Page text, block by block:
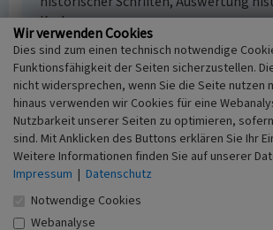
Karten
Historischer Zeitraum
Beginn 1826 bis 1949
Empfohlene Zitierweise
Urheberrechtlicher Hinweis
Der hier präsentierte Inhalt ist
geschützt. Die angezeigten Medien
möglicherweise zusätzlichen
Wir verwenden Cookies
Dies sind zum einen technisch notwendige
Funktionsfähigkeit der Seiten sicherzustellen.
nicht widersprechen, wenn Sie die Seite nutzen
hinaus verwenden wir Cookies für eine
Nutzbarkeit unserer Seiten zu optimieren,
sind. Mit Anklicken des Buttons erklären Sie Ihr
Weitere Informationen finden Sie auf unserer
Impressum | Datenschutz
Notwendige Cookies
Webanalyse